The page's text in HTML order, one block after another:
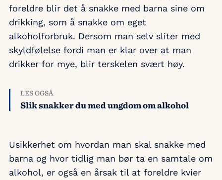
foreldre blir det å snakke med barna sine om
drikking, som å snakke om eget
alkoholforbruk. Dersom man selv sliter med
skyldfølelse fordi man er klar over at man
drikker for mye, blir terskelen svært høy.
LES OGSÅ
Slik snakker du med ungdom om alkohol
Usikkerhet om hvordan man skal snakke med
barna og hvor tidlig man bør ta en samtale om
alkohol, er også en årsak til at foreldre kvier